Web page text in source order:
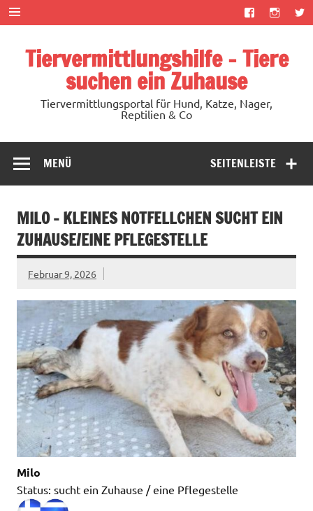
Zum
Inhalt
springen
Tiervermittlungshilfe – Tiere
suchen ein Zuhause
Tiervermittlungsportal für Hund, Katze, Nager,
Reptilien & Co
SEITENLEISTE
MENÜ
MILO – KLEINES NOTFELLCHEN SUCHT EIN
ZUHAUSE/EINE PFLEGESTELLE
Februar 9, 2026
Milo
Status: sucht ein Zuhause / eine Pflegestelle